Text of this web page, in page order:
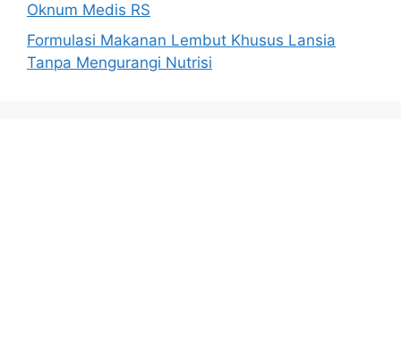
Oknum Medis RS
Formulasi Makanan Lembut Khusus Lansia
Tanpa Mengurangi Nutrisi